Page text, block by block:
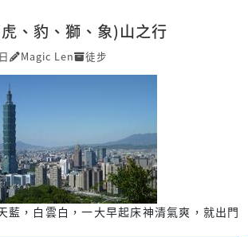
、豹、獅、象)山之行
Magic Len 徒步
藍，白雲白，一大早起床神清氣爽，就出門